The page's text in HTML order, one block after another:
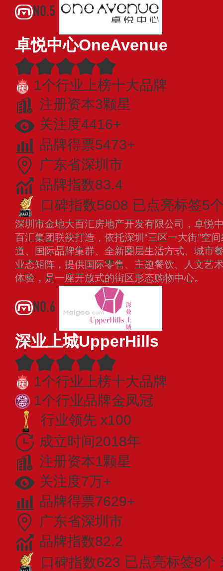
NO.5
卓悦中心OneAvenue
1个行业上榜十大品牌
注册资本3颗星
关注度4416+
品牌得票5473+
广东省深圳市
品牌指数83.4
口碑指数5608 已点亮标签5
深圳市金地大百汇房地产开发有限公司，卓悦
百汇集团联袂打造，依托深圳“三区一大街”空
道、国际品牌集群、全新圈层生活方式、城市
业态矩阵，提供国际零售、主题餐饮、人文艺
体验，是一座开放式的街区形态购物中心。
NO.6
深业上城UpperHills
1个行业上榜十大品牌
1个行业品牌金凤冠
行业领先 x100
成立时间2018年
注册资本1颗星
关注度7万+
品牌得票7629+
广东省深圳市
品牌指数82.2
口碑指数623 已点亮标签8个